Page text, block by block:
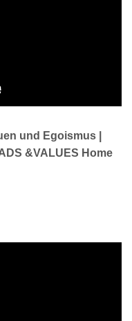
und Egoismus |
&VALUES Home